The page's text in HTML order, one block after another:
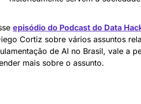
episódio do Podcast do Data
Cortiz sobre vários assuntos
de AI no Brasil, vale a
mais sobre o assunto.